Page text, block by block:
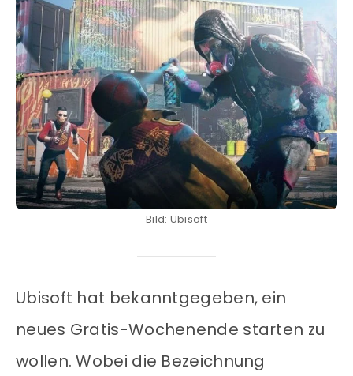
Bild: Ubisoft
Ubisoft hat bekanntgegeben, ein
neues Gratis-Wochenende starten zu
wollen. Wobei die Bezeichnung